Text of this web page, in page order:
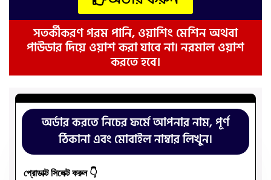
সতর্কীকরণ গরম পানি, ওয়াশিং মেশিন অথবা
পাউডার দিয়ে ওয়াশ করা যাবে না। নরমাল ওয়াশ
করতে হবে।
অর্ডার করতে নিচের ফর্মে আপনার নাম, পূর্ণ
ঠিকানা এবং মোবাইল নাম্বার লিখুন।
প্রোডাক্ট সিলেক্ট করুন 👇